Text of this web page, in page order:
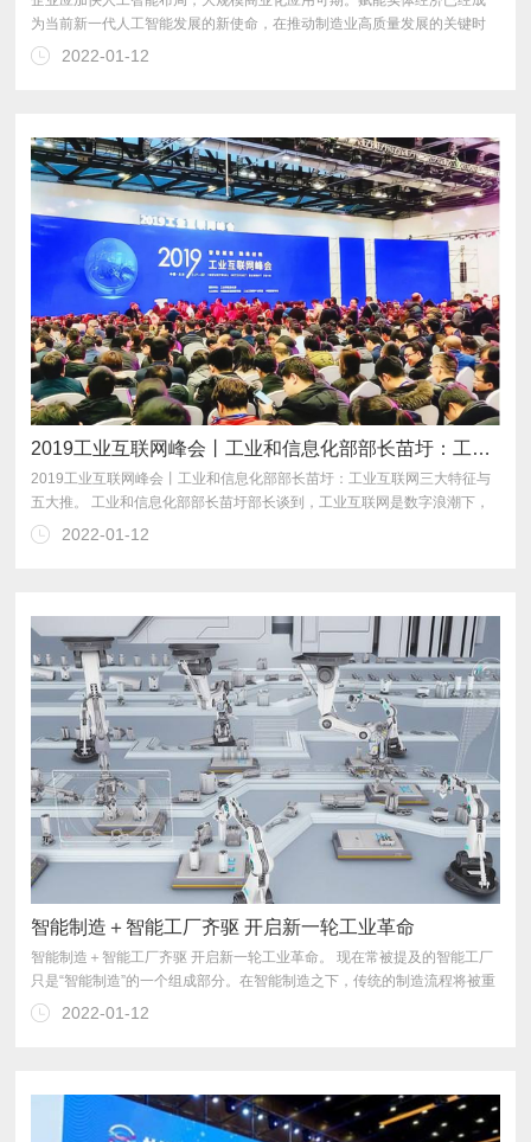
2022-01-12
2019工业互联网峰会丨工业和信息化部部长苗圩：工业互联网三大特征与五大推
趋成熟的良好态势。
2022-01-12
智能制造＋智能工厂齐驱 开启新一轮工业革命
2022-01-12